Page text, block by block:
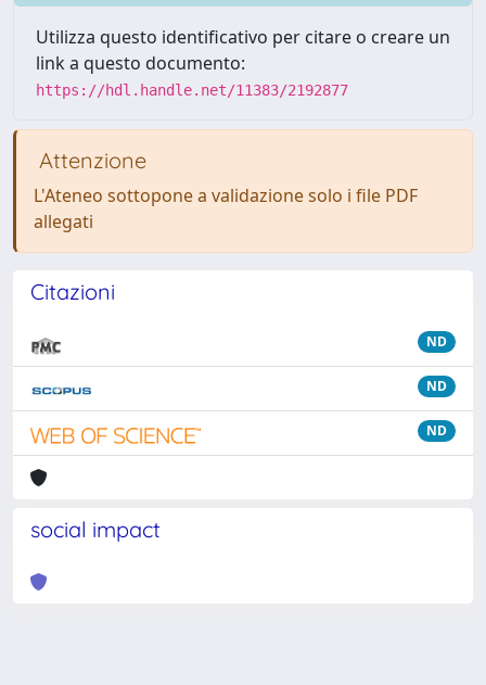
Utilizza questo identificativo per citare o creare un
link a questo documento:
https://hdl.handle.net/11383/2192877
Attenzione
L'Ateneo sottopone a validazione solo i file PDF
allegati
Citazioni
ND
ND
ND
social impact